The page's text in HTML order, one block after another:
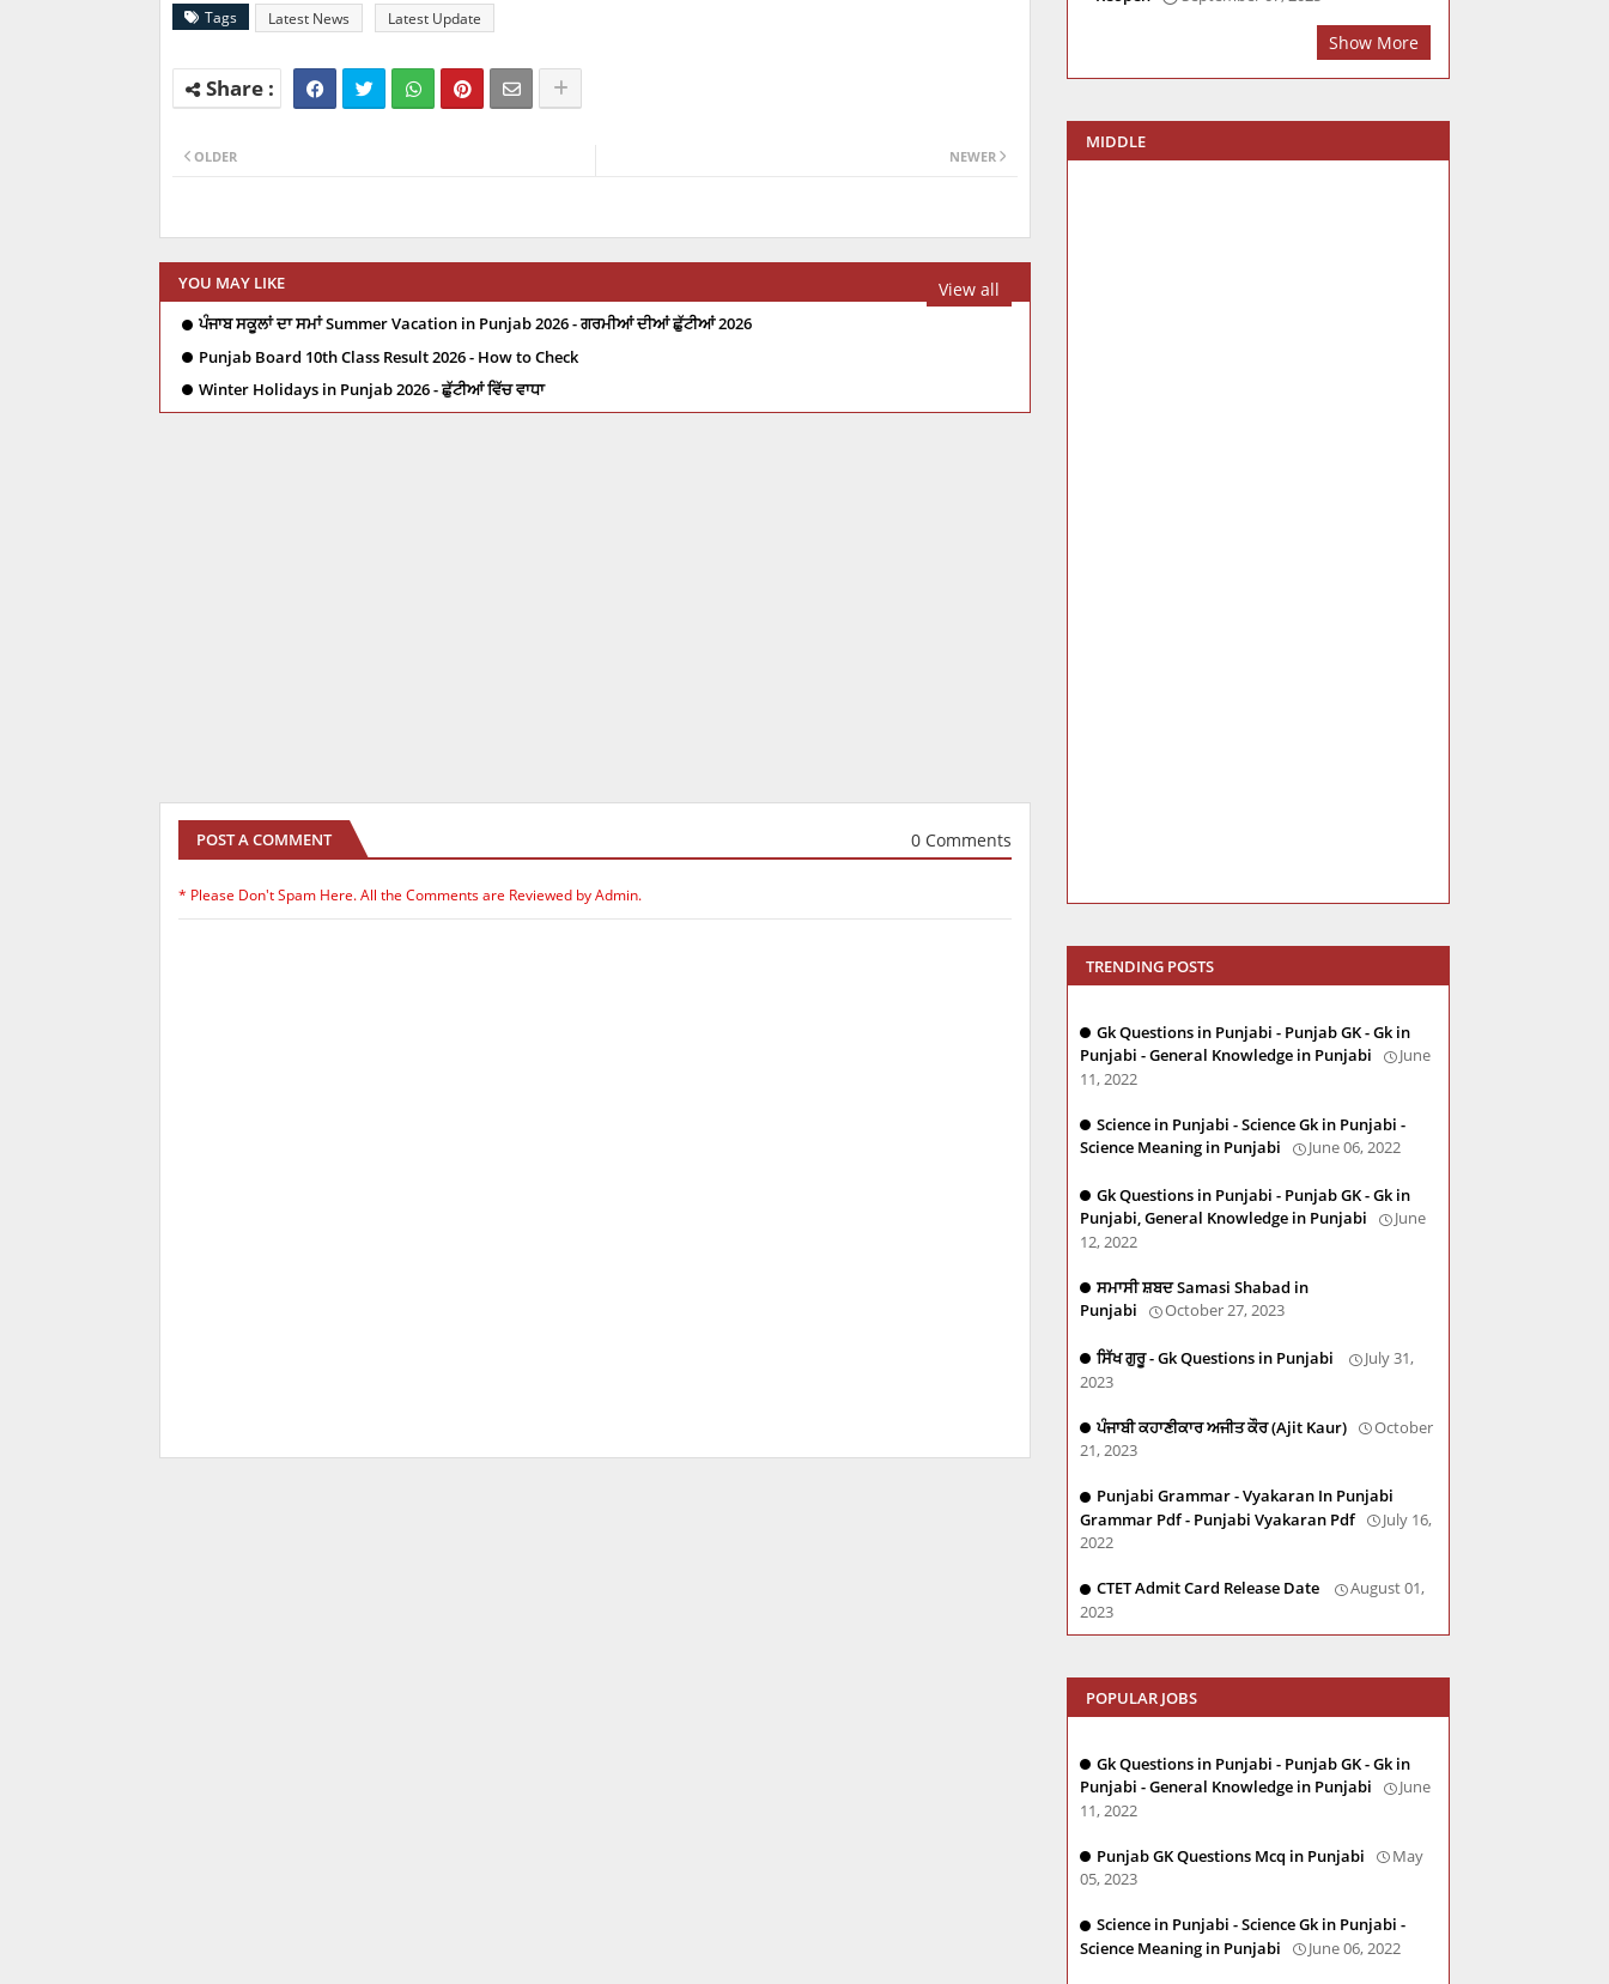
Tags Latest News Latest Update
NEWER
OLDER
YOU MAY LIKE View all
ਪੰਜਾਬ ਸਕੂਲਾਂ ਦਾ ਸਮਾਂ Summer Vacation in Punjab 2026 - ਗਰਮੀਆਂ ਦੀਆਂ ਛੁੱਟੀਆਂ 2026
Punjab Board 10th Class Result 2026 - How to Check
Winter Holidays in Punjab 2026 - ਛੁੱਟੀਆਂ ਵਿੱਚ ਵਾਧਾ
POST A COMMENT 0 Comments
* Please Don't Spam Here. All the Comments are Reviewed by Admin.
Show More
MIDDLE
TRENDING POSTS
Gk Questions in Punjabi - Punjab GK - Gk in
Punjabi - General Knowledge in Punjabi
June
11, 2022
Science in Punjabi - Science Gk in Punjabi -
Science Meaning in Punjabi
June 06, 2022
Gk Questions in Punjabi - Punjab GK - Gk in
Punjabi, General Knowledge in Punjabi
June
12, 2022
ਸਮਾਸੀ ਸ਼ਬਦ Samasi Shabad in
Punjabi
October 27, 2023
ਸਿੱਖ ਗੁਰੂ - Gk Questions in Punjabi
July 31,
2023
ਪੰਜਾਬੀ ਕਹਾਣੀਕਾਰ ਅਜੀਤ ਕੌਰ (Ajit Kaur)
October
21, 2023
Punjabi Grammar - Vyakaran In Punjabi
Grammar Pdf - Punjabi Vyakaran Pdf
July 16,
2022
CTET Admit Card Release Date
August 01,
2023
POPULAR JOBS
Gk Questions in Punjabi - Punjab GK - Gk in
Punjabi - General Knowledge in Punjabi
June
11, 2022
Punjab GK Questions Mcq in Punjabi
May
05, 2023
Science in Punjabi - Science Gk in Punjabi -
Science Meaning in Punjabi
June 06, 2022